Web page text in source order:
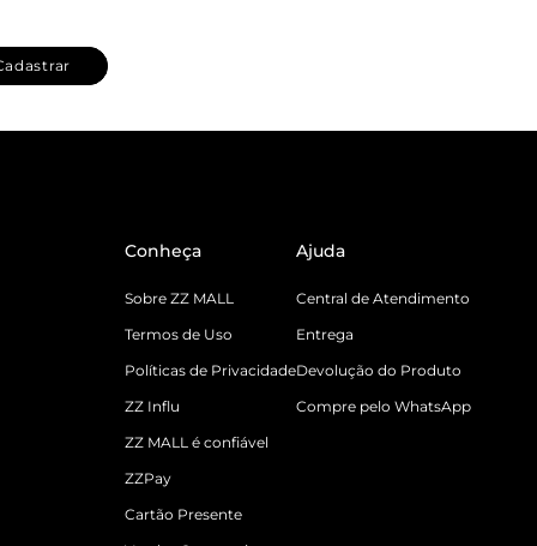
Conheça
Sobre ZZ MALL
Termos de Uso
Políticas de Privacidade
ZZ Influ
ZZ MALL é confiável
ZZPay
Cartão Presente
Ajuda
Central de Atendimento
Entrega
Devolução do Produto
Compre pelo WhatsApp